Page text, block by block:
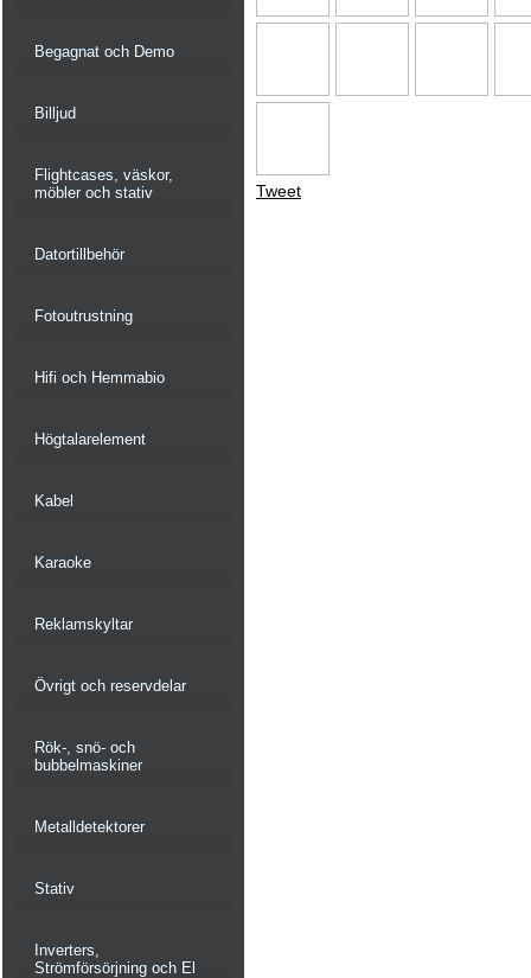
Begagnat och Demo
Billjud
Flightcases, väskor,
möbler och stativ
Datortillbehör
Fotoutrustning
Hifi och Hemmabio
Högtalarelement
Kabel
Karaoke
Reklamskyltar
Övrigt och reservdelar
Rök-, snö- och
bubbelmaskiner
Metalldetektorer
Stativ
Inverters,
Strömförsörjning och El
Tweet